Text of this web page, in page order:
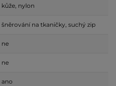
kůže, nylon
šněrování na tkaničky, suchý zip
ne
ne
ano